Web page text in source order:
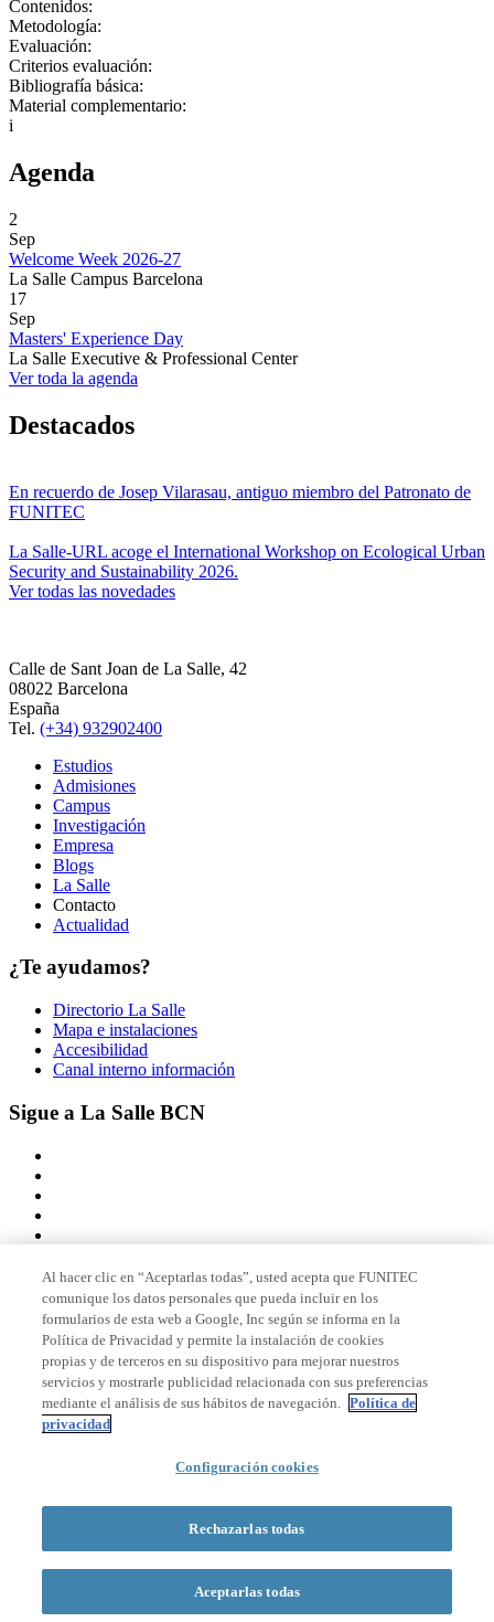
Contenidos:
Metodología:
Evaluación:
Criterios evaluación:
Bibliografía básica:
Material complementario:
i
Agenda
2
Sep
Welcome Week 2026-27
La Salle Campus Barcelona
17
Sep
Masters' Experience Day
La Salle Executive & Professional Center
Ver toda la agenda
Destacados
En recuerdo de Josep Vilarasau, antiguo miembro del Patronato de
FUNITEC
La Salle-URL acoge el International Workshop on Ecological Urban
Security and Sustainability 2026.
Ver todas las novedades
Calle de Sant Joan de La Salle, 42
08022 Barcelona
España
Tel. (+34) 932902400
Estudios
Admisiones
Campus
Investigación
Empresa
Blogs
La Salle
Contacto
Actualidad
¿Te ayudamos?
Directorio La Salle
Mapa e instalaciones
Accesibilidad
Canal interno información
Sigue a La Salle BCN
Miembro de
Acreditaciones
© 2026 La Salle Campus Barcelona - URL |
Formulario de búsqueda
Al hacer clic en “Aceptarlas todas”, usted acepta que FUNITEC
comunique los datos personales que pueda incluir en los
formularios de esta web a Google, Inc según se informa en la
Política de Privacidad y permite la instalación de cookies
propias y de terceros en su dispositivo para mejorar nuestros
servicios y mostrarle publicidad relacionada con sus preferencias
mediante el análisis de sus hábitos de navegación. Política de
privacidad
Configuración cookies
Rechazarlas todas
Aceptarlas todas